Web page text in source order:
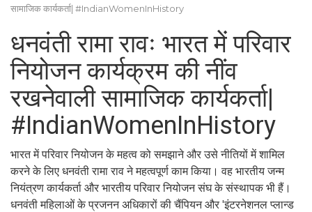
सामाजिक कार्यकर्ता| #IndianWomenInHistory
धनवंती रामा रावः भारत में परिवार
नियोजन कार्यक्रम की नींव
रखनेवाली सामाजिक कार्यकर्ता|
#IndianWomenInHistory
भारत में परिवार नियोजन के महत्व को समझाने और उसे नीतियों में शामिल
करने के लिए धनवंती रामा राव ने महत्वपूर्ण काम किया। वह भारतीय जन्म
नियंत्रण कार्यकर्ता और भारतीय परिवार नियोजन संघ के संस्थापक भी हैं।
धनवंती महिलाओं के प्रजनन अधिकारों की चैंपियन और 'इंटरनेशनल प्लान्ड